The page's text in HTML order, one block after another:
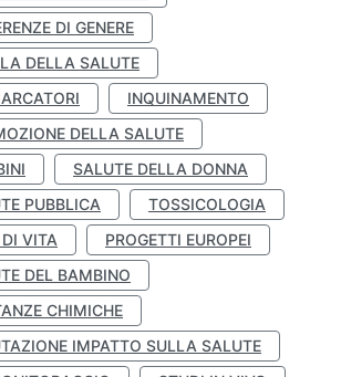
DI GENERE
DELLA SALUTE
INQUINAMENTO
DELLA SALUTE
SALUTE DELLA DONNA
PUBBLICA
TOSSICOLOGIA
VITA
PROGETTI EUROPEI
DEL BAMBINO
CHIMICHE
IMPATTO SULLA SALUTE